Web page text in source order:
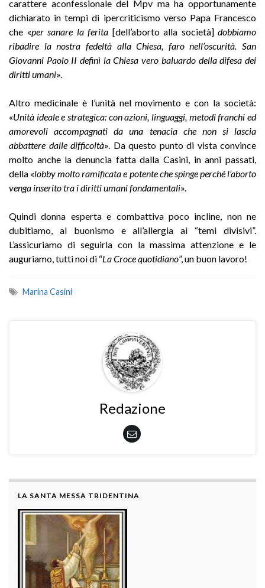
carattere aconfessionale del Mpv ma ha opportunamente
dichiarato in tempi di ipercriticismo verso Papa Francesco
che «per sanare la ferita [dell’aborto alla società] dobbiamo
ribadire la nostra fedeltà alla Chiesa, faro nell’oscurità. San
Giovanni Paolo II definì la Chiesa vero baluardo della difesa dei
diritti umani».
Altro medicinale è l’unità nel movimento e con la società:
«Unità ideale e strategica: con azioni, linguaggi, metodi franchi ed
amorevoli accompagnati da una tenacia che non si lascia
abbattere dalle difficoltà». Da questo punto di vista convince
molto anche la denuncia fatta dalla Casini, in anni passati,
della «lobby molto ramificata e potente che spinge perché l’aborto
venga inserito tra i diritti umani fondamentali».
Quindi donna esperta e combattiva poco incline, non ne
dubitiamo, al buonismo e all’allergia ai “temi divisivi”.
L’assicuriamo di seguirla con la massima attenzione e le
auguriamo, tutti noi di “La Croce quotidiano”, un buon lavoro!
Marina Casini
Redazione
LA SANTA MESSA TRIDENTINA